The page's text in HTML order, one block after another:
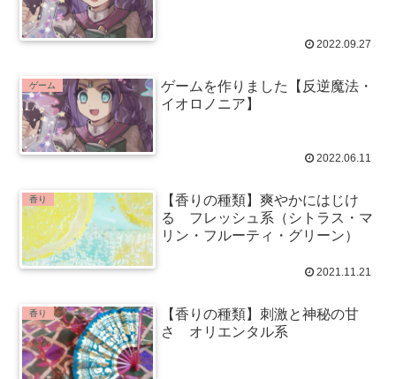
2022.09.27
ゲーム
ゲームを作りました【反逆魔法・
イオロノニア】
2022.06.11
香り
【香りの種類】爽やかにはじけ
る フレッシュ系（シトラス・マ
リン・フルーティ・グリーン）
2021.11.21
香り
【香りの種類】刺激と神秘の甘
さ オリエンタル系